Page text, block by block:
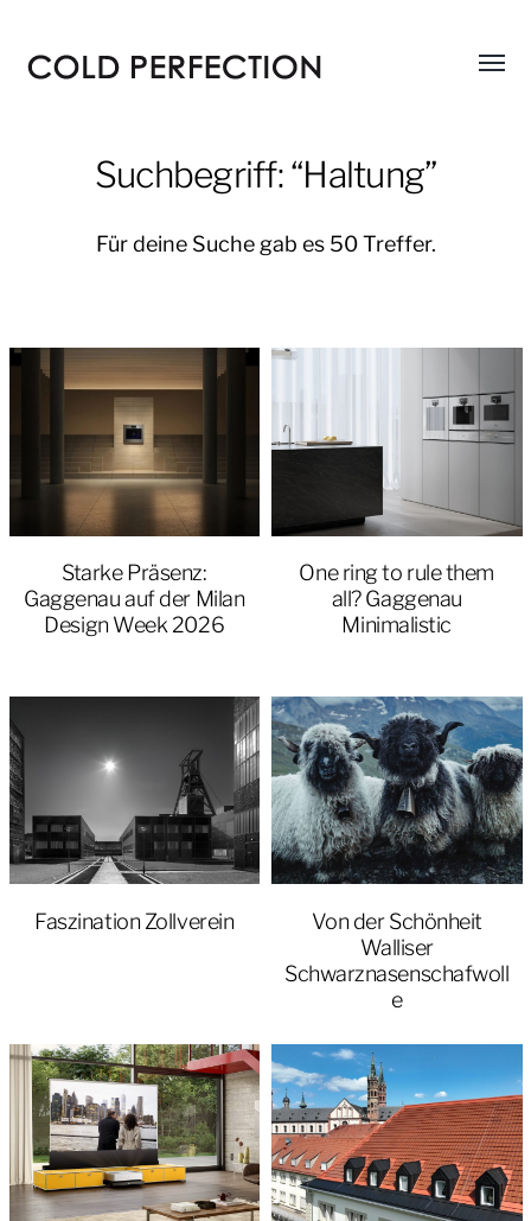
Menü
Suchbegriff: “Haltung”
Für deine Suche gab es 50 Treffer.
Starke Präsenz:
Gaggenau auf der Milan
Design Week 2026
One ring to rule them
all? Gaggenau
Minimalistic
Faszination Zollverein
Von der Schönheit
Walliser
Schwarznasenschafwoll
e